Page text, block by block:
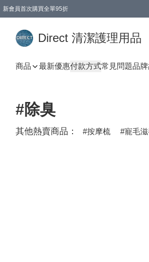
新會員首次購買全單95折
Direct 清潔護理用品
商品 最新優惠付款方式常見問題品
#除臭
其他熱賣商品： 按摩梳 寵毛